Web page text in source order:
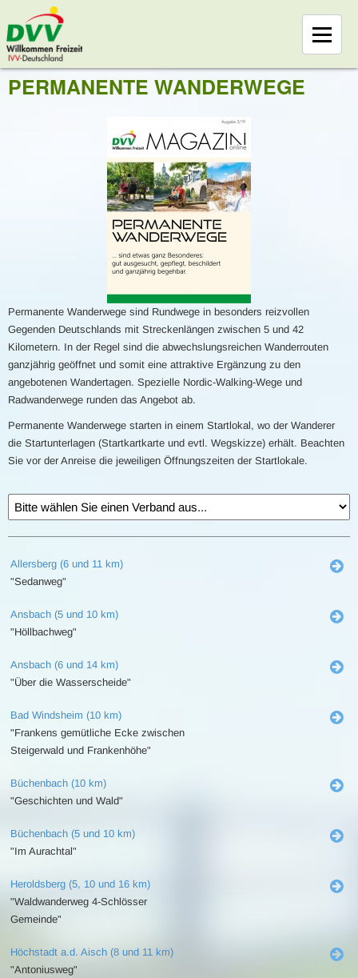
PERMANENTE WANDERWEGE
Permanente Wanderwege sind Rundwege in besonders reizvollen
Gegenden Deutschlands mit Streckenlängen zwischen 5 und 42
Kilometern. In der Regel sind die abwechslungsreichen Wanderrouten
ganzjährig geöffnet und somit eine attraktive Ergänzung zu den
angebotenen Wandertagen. Spezielle Nordic-Walking-Wege und
Radwanderwege runden das Angebot ab.
Permanente Wanderwege starten in einem Startlokal, wo der Wanderer
die Startunterlagen (Startkartkarte und evtl. Wegskizze) erhält. Beachten
Sie vor der Anreise die jeweiligen Öffnungszeiten der Startlokale.
Allersberg (6 und 11 km)
"Sedanweg"
Ansbach (5 und 10 km)
"Höllbachweg"
Ansbach (6 und 14 km)
"Über die Wasserscheide"
Bad Windsheim (10 km)
"Frankens gemütliche Ecke zwischen
Steigerwald und Frankenhöhe"
Büchenbach (10 km)
"Geschichten und Wald"
Büchenbach (5 und 10 km)
"Im Aurachtal"
Heroldsberg (5, 10 und 16 km)
"Waldwanderweg 4-Schlösser
Gemeinde"
Höchstadt a.d. Aisch (8 und 11 km)
"Antoniusweg"